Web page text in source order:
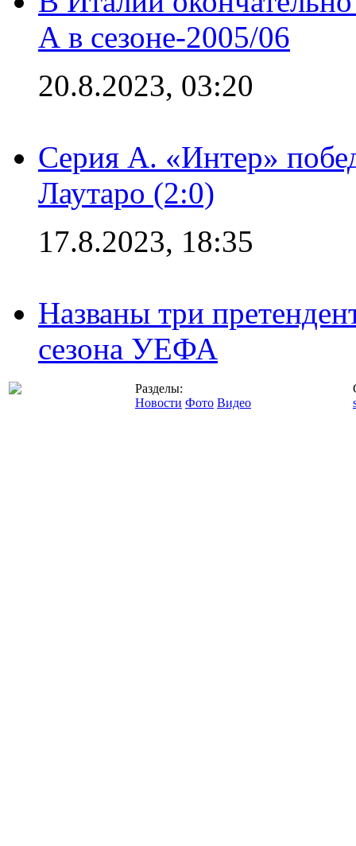
А в сезоне-2005/06
20.8.2023, 03:20
Серия А. «Интер»
Лаутаро (2:0)
17.8.2023, 18:35
Названы три
сезона УЕФА
Разделы:
Новости Фото Видео